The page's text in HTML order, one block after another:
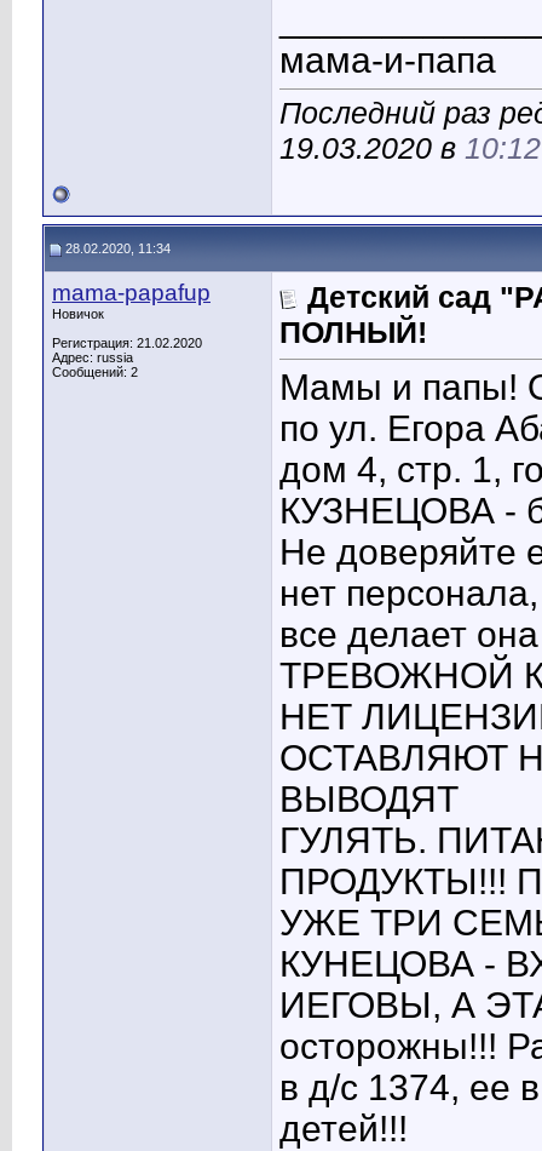
мама-и-папа
Последний раз
19.03.2020 в 10:12
28.02.2020, 11:34
mama-papafup
Новичок
Регистрация: 21.02.2020
Адрес: russia
Сообщений: 2
Детский сад
ПОЛНЫЙ!
Мамы и папы!
по ул. Егора
дом 4, стр. 1,
КУЗНЕЦОВА -
Не доверяйте
нет персонала,
все делает
ТРЕВОЖНОЙ
НЕТ
ОСТАВЛЯЮТ
ВЫВОДЯТ
ГУЛЯТЬ.
ПРОДУКТЫ!!!
УЖЕ ТРИ
КУНЕЦОВА -
ИЕГОВЫ, А
осторожны!!!
в д/с 1374, ее
детей!!!